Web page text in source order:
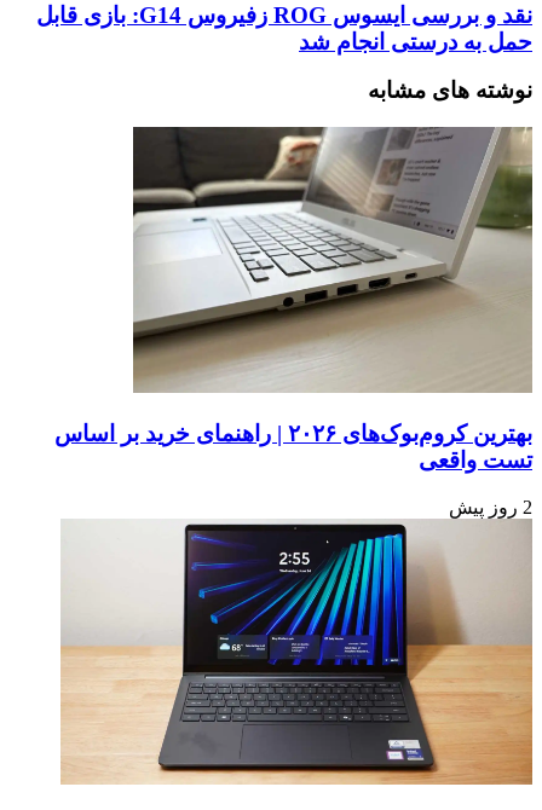
پشتیبانی
از
10
نمی‌دهد
می‌گوید
نصب‌کننده
(Installer)
نقد
و
بررسی
ایسوس
ROG
زفیروس
G14:
بازی
قابل
حمل
به
نقد و بررسی ایسوس ROG زفیروس G14: بازی قابل
حمل به درستی انجام شد
نوشته های مشابه
بهترین کروم‌بوک‌های ۲۰۲۶ | راهنمای خرید بر اساس
تست واقعی
2 روز پیش